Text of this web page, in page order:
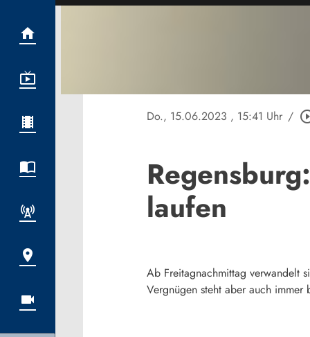
Do., 15.06.2023 , 15:41 Uhr /
laufen
Ab Freitagnachmittag verwandelt
Vergnügen steht aber auch